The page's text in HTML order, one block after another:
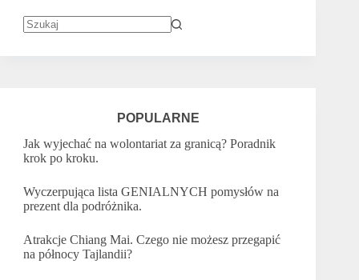
POPULARNE
Jak wyjechać na wolontariat za granicą? Poradnik
krok po kroku.
Wyczerpująca lista GENIALNYCH pomysłów na
prezent dla podróżnika.
Atrakcje Chiang Mai. Czego nie możesz przegapić
na północy Tajlandii?